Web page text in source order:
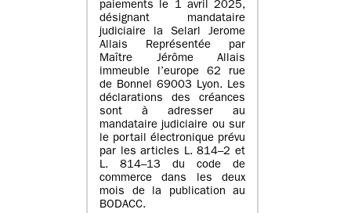
paiements le 1 avril 2025,
désignant mandataire
judiciaire la Selarl Jerome
Allais Représentée par
Maître Jérôme Allais
immeuble l’europe 62 rue
de Bonnel 69003 Lyon. Les
déclarations des créances
sont à adresser au
mandataire judiciaire ou sur
le portail électronique prévu
par les articles L. 814–2 et
L. 814–13 du code de
commerce dans les deux
mois de la publication au
BODACC.